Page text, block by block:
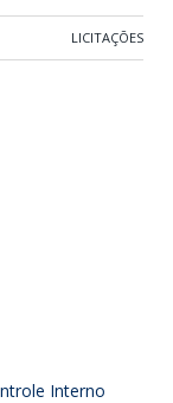
LICITAÇÕES
Interno